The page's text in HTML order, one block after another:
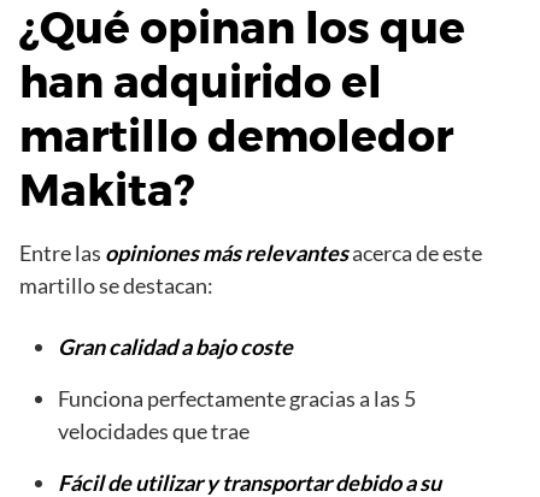
¿Qué opinan los que
han adquirido el
martillo demoledor
Makita?
Entre las opiniones más relevantesacerca de este
martillo se destacan:
Gran calidad a bajo coste
Funciona perfectamente gracias a las 5
velocidades que trae
Fácil de utilizar y transportar debido a su